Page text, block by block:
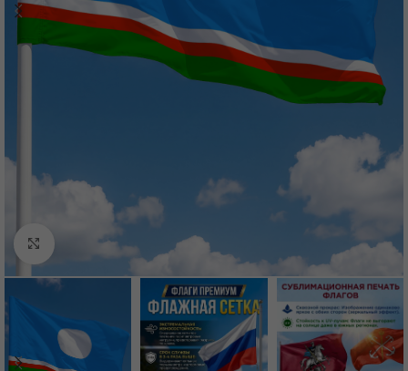
Нажмите, чтобы увеличить